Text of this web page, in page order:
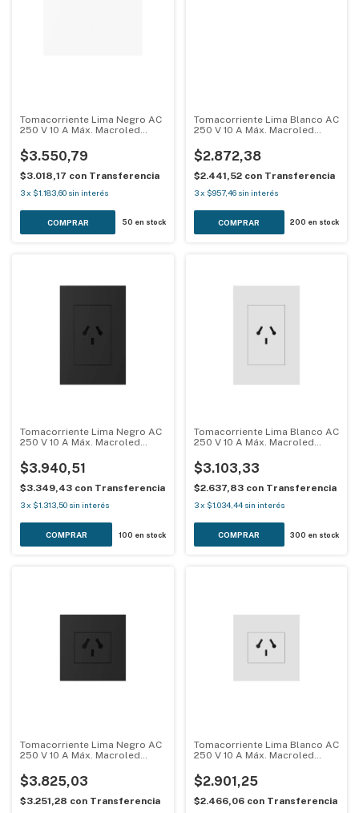
Tomacorriente Lima Negro AC
250 V 10 A Máx. Macroled
$3.550,79
$3.018,17 con Transferencia
3x $1.183,60 sin interés
50 en stock
Tomacorriente Lima Blanco AC
250 V 10 A Máx. Macroled
$2.872,38
$2.441,52 con Transferencia
3 x $957,46 sin interés
200 en stock
Tomacorriente Lima Negro AC
250 V 10 A Máx. Macroled
$3.940,51
$3.349,43 con Transferencia
3x $1.313,50 sin interés
100 en stock
Tomacorriente Lima Blanco AC
250 V 10 A Máx. Macroled
$3.103,33
$2.637,83 con Transferencia
3 x $1.034,44 sin interés
300 en stock
Tomacorriente Lima Negro AC
250 V 10 A Máx. Macroled
$3.825,03
$3.251,28 con Transferencia
Tomacorriente Lima Blanco AC
250 V 10 A Máx. Macroled
$2.901,25
$2.466,06 con Transferencia